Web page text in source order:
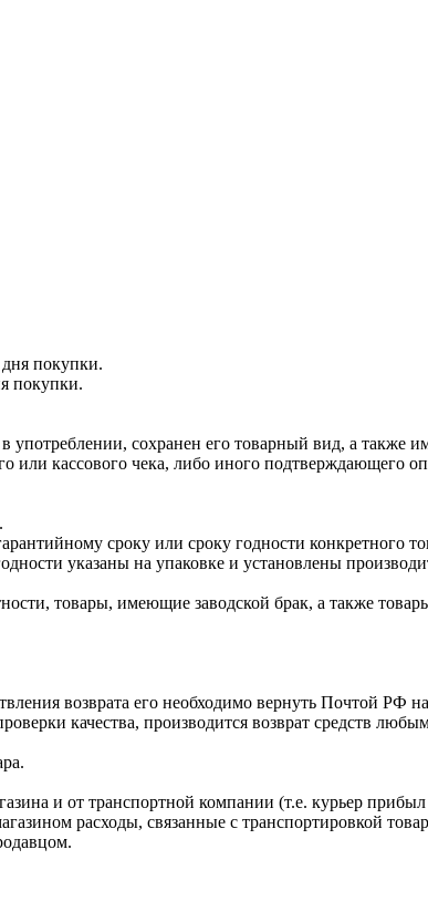
покупки.
покупки.
употреблении, сохранен его товарный вид, а также
кассового чека, либо иного подтверждающего
сроку или сроку годности конкретного
указаны на упаковке и установлены
товары, имеющие заводской брак, а также
возврата его необходимо вернуть Почтой РФ
качества, производится возврат средств
и от транспортной компании (т.е. курьер
расходы, связанные с транспортировкой